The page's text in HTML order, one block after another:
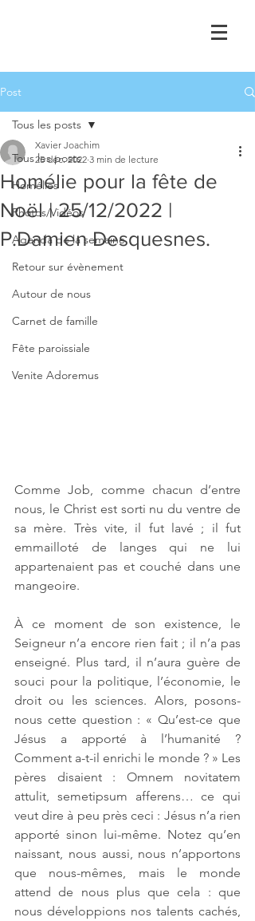
Post
Tous les posts
Homélies
Photos/Vidéos
Agenda de la semaine
Retour sur évènement
Autour de nous
Carnet de famille
Fête paroissiale
Venite Adoremus
Tous les posts
Homélie pour la fête de
Noël | 25/12/2022 |
P.Damien Desquesnes.
Xavier Joachim
25 déc. 2022 3 min de lecture
Comme Job, comme chacun d’entre
nous, le Christ est sorti nu du ventre de
sa mère. Très vite, il fut lavé ; il fut
emmailloté de langes qui ne lui
appartenaient pas et couché dans une
mangeoire.
À ce moment de son existence, le
Seigneur n’a encore rien fait ; il n’a pas
enseigné. Plus tard, il n’aura guère de
souci pour la politique, l’économie, le
droit ou les sciences. Alors, posons-
nous cette question : « Qu’est-ce que
Jésus a apporté à l’humanité ?
Comment a-t-il enrichi le monde ? » Les
pères disaient : Omnem novitatem
attulit, semetipsum afferens… ce qui
veut dire à peu près ceci : Jésus n’a rien
apporté sinon lui-même. Notez qu’en
naissant, nous aussi, nous n’apportons
que nous-mêmes, mais le monde
attend de nous plus que cela : que
nous développions nos talents cachés,